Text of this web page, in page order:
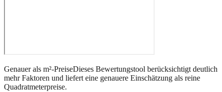
Genauer als m²-PreiseDieses Bewertungstool berücksichtigt deutlich
mehr Faktoren und liefert eine genauere Einschätzung als reine
Quadratmeterpreise.